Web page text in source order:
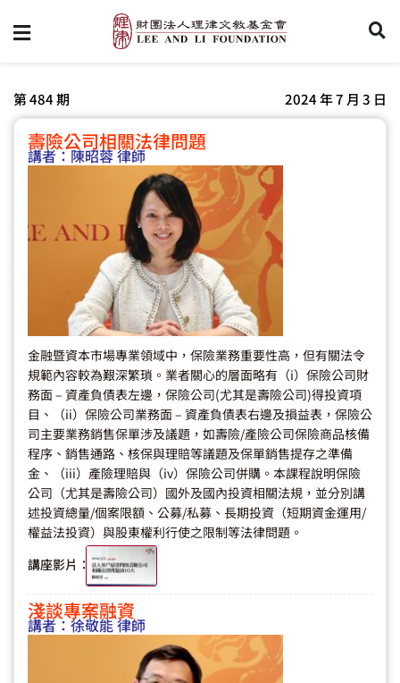
第 484 期 2024 年 7 月 3 日
壽險公司相關法律問題
講者：陳昭蓉 律師
金融暨資本市場專業領域中，保險業務重要性高，但有關法令
規範內容較為艱深繁瑣。業者關心的層面略有（i）保險公司財
務面 – 資產負債表左邊，保險公司(尤其是壽險公司)得投資項
目、（ii）保險公司業務面 – 資產負債表右邊及損益表，保險公
司主要業務銷售保單涉及議題，如壽險/產險公司保險商品核備
程序、銷售通路、核保與理賠等議題及保單銷售提存之準備
金、（iii）產險理賠與（iv）保險公司併購。本課程說明保險
公司（尤其是壽險公司）國外及國內投資相關法規，並分別講
述投資總量/個案限額、公募/私募、長期投資（短期資金運用/
權益法投資）與股東權利行使之限制等法律問題。
講座影片：
淺談專案融資
講者：徐敬能 律師